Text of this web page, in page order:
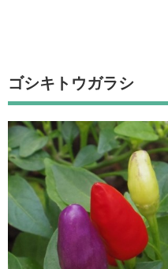
ゴシキトウガラシ